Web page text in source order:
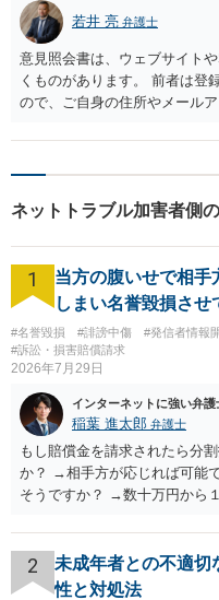
若井 亮 弁護士
意見照会書は、ウェブサイト
くものがあります。 前者は登
ので、ご自身の住所やメール
など携帯の回線から投稿をし
ネットトラブル加害者側
1
当方の腹いせで相手
しまい名誉毀損さ
#名誉毀損 #誹謗中傷 #発信者情報
#訴訟・損害賠償請求
2026年7月29日
インターネットに強い弁護
稲葉 進太郎 弁護士
もし賠償金を請求されたら分
か？ →相手方が応じれば可能
そうですか？ →数十万円から
渉が行われ、双方合意に至れ
訟提起を選択すれば訴訟の中
2
未成年者との不適切
性と対処法